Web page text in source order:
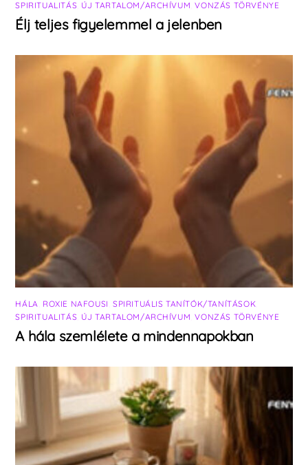
SPIRITUALITÁS ÚJ TARTALOM/ARCHÍVUM ,VONZÁS TÖRVÉNYE
Élj teljes figyelemmel a jelenben
HÁLA ROXIE NAFOUSI SPIRITUÁLIS TANÍTÓK/TANÍTÁSOK
SPIRITUALITÁS ÚJ TARTALOM/ARCHÍVUM ,VONZÁS TÖRVÉNYE
A hála szemlélete a mindennapokban